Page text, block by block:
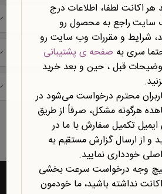
هر اکانت لطفا، اطلاعات درج
سایت راجع به محصول رو
شرایط و مقررات وب سایت رو
سری به صفحه ی پشتیبانی
قبل ، حین و بعد خرید
محترم درخواست می‌شود در
هرگونه مشکل، صرفاً از طریق
ایمیل تکمیل سفارش با ما در
و از ارسال گزارش مستقیم به
خودداری نمایید.
وجه درخواست سرعت بخشی
نداشته باشید، ما خودمون